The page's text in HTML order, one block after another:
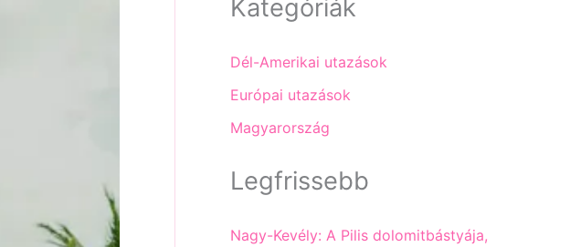
Kategóriák
Dél-Amerikai utazások
Európai utazások
Magyarország
Legfrissebb
Nagy-Kevély: A Pilis dolomitbástyája,